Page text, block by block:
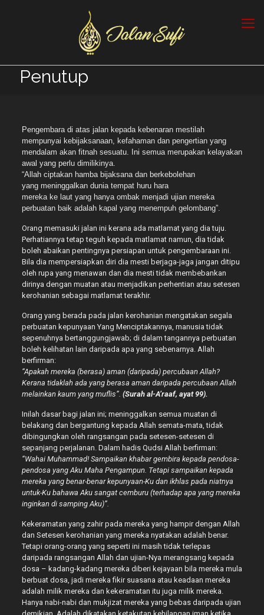
Penutup
Pengembara di atas jalan kepada kebenaran mestilah
mempunyai kebijaksanaan, kefahaman dan pengertian yang
mendalam akan fitnah sesuatu. Ini semua merupakan kelayakan
awal yang perlu dimilikinya.
“Allah ciptakan hamba bijaksana dan berkebolehan
yang meninggalkan dunia tempat huru hara
mereka ke laut yang hanya ombak menjadi ujian mereka
perbuatan baik adalah kapal yang menempuh gelombang”.
Orang memasuki jalan ini kerana ada matlamat yang dia tuju.
Perhatiannya tetap teguh kepada matlamat namun, dia tidak
boleh abaikan pentingnya persiapan untuk pengembaraan ini.
Bila dia mempersiapkan diri dia mesti berjaga-jaga jangan ditipu
oleh rupa yang menawan dan dia mesti tidak membebankan
dirinya dengan muatan atau menjadikan perhentian atau setesen
kerohanian sebagai matlamat terakhir.
Orang yang berada pada jalan kerohanian mengatakan segala
perbuatan kepunyaan Yang Menciptakannya, manusia tidak
sepenuhnya bertanggungjawab; di dalam tangannya perbuatan
boleh kelihatan lain daripada apa yang sebenarnya. Allah
berfirman:
“Apakah mereka (berasa) aman (daripada) percubaan Allah?
Kerana tidaklah ada yang berasa aman daripada percubaan Allah
melainkan kaum yang muflis”. (Surah al-A’raaf, ayat 99).
Inilah dasar bagi jalan ini; meninggalkan semua muatan di
belakang dan bergantung kepada Allah semata-mata, tidak
dibingungkan oleh rangsangan pada setesen-setesen di
sepanjang perjalanan. Dalam hadis Qudsi Allah berfirman:
“Wahai Muhammad! Sampaikan khabar gembira kepada pendosa-
pendosa yang Aku Maha Pengampun. Tetapi sampaikan kepada
mereka yang benar-benar kepunyaan-Ku dan ikhlas pada niatnya
untuk-Ku bahawa Aku sangat cemburu (terhadap apa yang mereka
inginkan di samping Aku)”.
Kekeramatan yang zahir pada mereka yang hampir dengan Allah
dan Setesen kerohanian yang mereka nyatakan adalah benar.
Tetapi orang-orang yang seperti ini masih tidak terlepas
daripada rangsangan Allah dan ujian-Nya merangsang kepada
dosa – kadang-kadang mereka diberi kejayaan bila mereka mula
berbuat dosa, jadi mereka fikir suasana atau keadaan mereka
adalah milik mereka dan kekeramatan itu juga milik mereka.
Hanya nabi-nabi dan mukjizat mereka yang bebas daripada ujian